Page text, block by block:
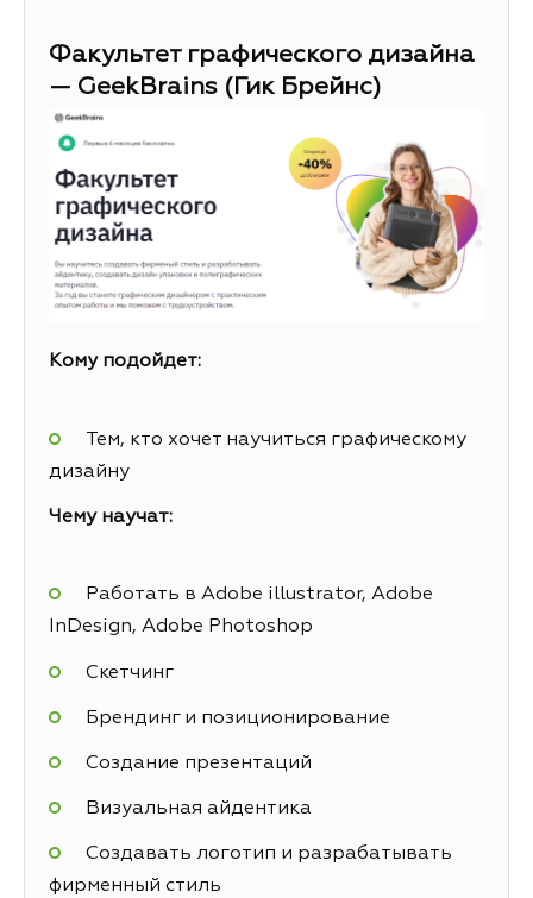
Факультет графического дизайна
— GeekBrains (Гик Брейнс)
Кому подойдет:
Тем, кто хочет научиться графическому
дизайну
Чему научат:
Работать в Adobe illustrator, Adobe
InDesign, Adobe Photoshop
Скетчинг
Брендинг и позиционирование
Создание презентаций
Визуальная айдентика
Создавать логотип и разрабатывать
фирменный стиль